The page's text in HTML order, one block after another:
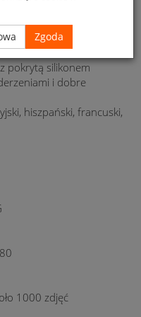
tryb aparatu
nostalgiczny, filtr
pokrytą silikonem
i dobre
hiszpański, francuski,
1000 zdjęć
Zgoda